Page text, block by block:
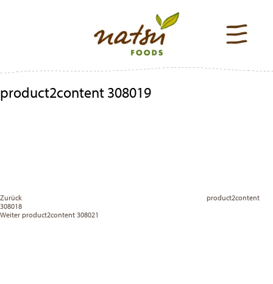
product2content 308019
Zurück
product2content
308018
Vor
Weiter product2content 308021